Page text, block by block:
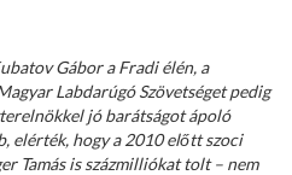
Gábor a Fradi élén, a
Labdarúgó Szövetséget pedig
jó barátságot ápoló
elérték, hogy a 2010 előtt szoci
Tamás is százmilliókat tolt – nem